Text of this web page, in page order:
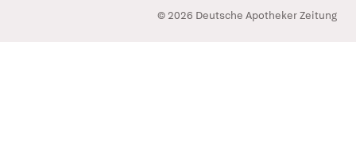
© 2026 Deutsche Apotheker Zeitung